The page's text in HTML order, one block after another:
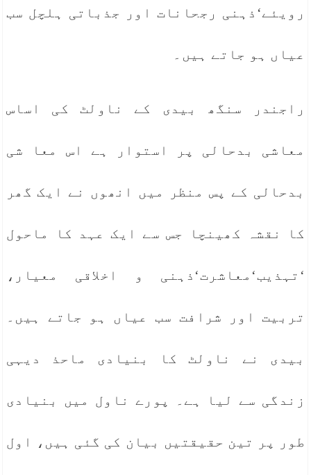
رویئے‘ذہنی رجحانات اور جذباتی ہلچل سب
عیاں ہو جاتے ہیں۔
راجندر سنگھ بیدی کے ناولٹ کی اساس
معاشی بدحالی پر استوار ہے اس معا شی
بدحالی کے پس منظر میں انھوں نے ایک گھر
کا نقشہ کھینچا جس سے ایک عہد کا ماحول
‘تہذیب‘معاشرت‘ذہنی و اخلاقی معیار،
تربیت اور شرافت سب عیاں ہو جاتے ہیں۔
بیدی نے ناولٹ کا بنیادی ماحذ دیہی
زندگی سے لیا ہے۔ پورے ناول میں بنیادی
طور پر تین حقیقتیں بیان کی گئی ہیں، اول